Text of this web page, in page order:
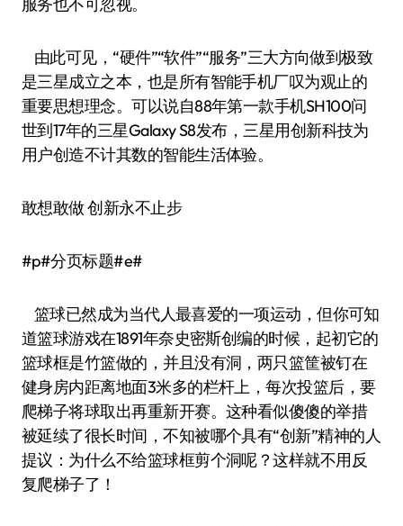
由此可见，“硬件”“软件”“服务”三大方向做到极致
是三星成立之本，也是所有智能手机厂叹为观止的
重要思想理念。可以说自88年第一款手机SH100问
世到17年的三星Galaxy S8发布，三星用创新科技为
用户创造不计其数的智能生活体验。
敢想敢做 创新永不止步
#p#分页标题#e#
篮球已然成为当代人最喜爱的一项运动，但你可知
道篮球游戏在1891年奈史密斯创编的时候，起初它的
篮球框是竹篮做的，并且没有洞，两只篮筐被钉在
健身房内距离地面3米多的栏杆上，每次投篮后，要
爬梯子将球取出再重新开赛。这种看似傻傻的举措
被延续了很长时间，不知被哪个具有“创新”精神的人
提议：为什么不给篮球框剪个洞呢？这样就不用反
复爬梯子了！